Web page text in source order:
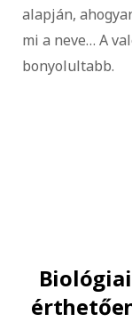
alapján,
mi a neve… A
bonyolultabb.